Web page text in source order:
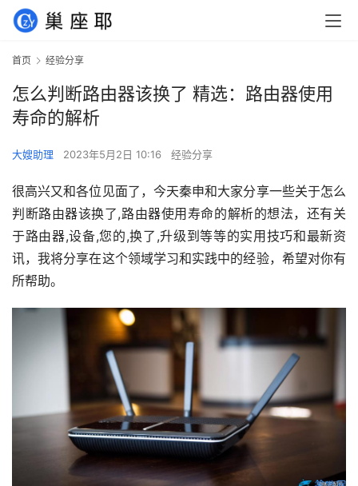
首页 经验分享
怎么判断路由器该换了 精选：路由器使用
寿命的解析
大嫂助理 2023年5月2日 10:16 经验分享
很高兴又和各位见面了，今天秦申和大家分享一些关于怎么
判断路由器该换了,路由器使用寿命的解析的想法，还有关
于路由器,设备,您的,换了,升级到等等的实用技巧和最新资
讯，我将分享在这个领域学习和实践中的经验，希望对你有
所帮助。